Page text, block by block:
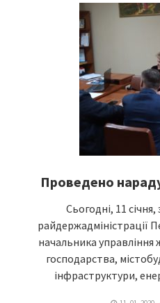
Проведено
Сьогодні, 11
райдержадміністрації
начальника
господарства,
інфраструктури,